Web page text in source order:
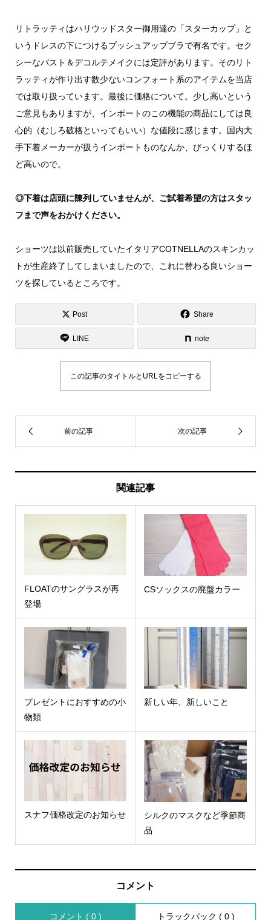
リトラッティはハリウッドスター御用達の「スターカップ」と
いうドレスの下につけるプッシュアップブラで有名です。セク
シーなバスト＆デコルテメイクには定評があります。そのリト
ラッティが作り出す数少ないコンフォート系のアイテムを当店
では取り扱っています。最後に価格について。少し高いという
ご意見もありますが、インポートのこの機能の商品にしては良
心的（むしろ破格といってもいい）な値段に感じます。国内大
手下着メーカーが扱うインポートものなんか、びっくりするほ
ど高いので。
◎下着は店頭に陳列していませんが、ご試着希望の方はスタッ
フまで声をおかけください。
ショーツは以前販売していたイタリアCOTNELLAのスキンカッ
トが生産終了してしまいましたので、これに替わる良いショー
ツを探しているところです。
Post Share
LINE note
この記事のタイトルとURLをコピーする
関連記事
FLOATのサングラスが再
登場
CSソックスの廃盤カラー
プレゼントにおすすめの小
物類
新しい年、新しいこと
スナフ価格改定のお知らせ
シルクのマスクなど季節商
品
コメント
コメント ( 0 ) トラックバック ( 0 )